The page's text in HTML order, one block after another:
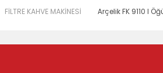
FİLTRE KAHVE MAKİNESİ Arçelik FK 9110 I